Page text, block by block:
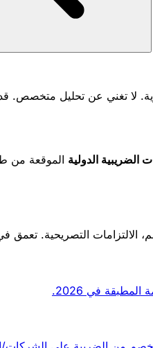
العامة للضرائب 2026 والمذكرات
الضريبية الدولية
الالتزامات التصريحية.
في 2026.